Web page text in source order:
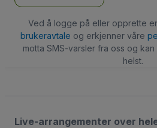
Ved å logge på eller opprette
brukeravtale og erkjenner våre
motta SMS-varsler fra oss og
helst.
Live-arrangementer over